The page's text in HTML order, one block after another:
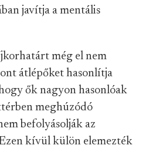
javítja a mentális
még el nem
átlépőket hasonlítja
ők nagyon hasonlóak
meghúzódó
befolyásolják az
kívül külön elemezték